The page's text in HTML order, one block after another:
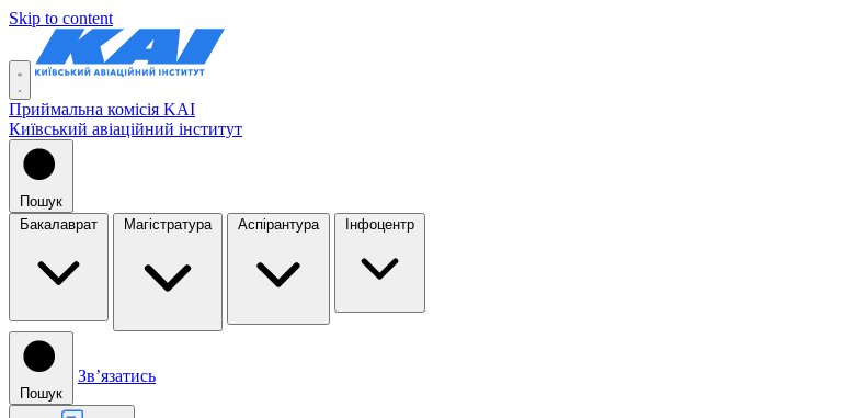
Skip to content
Приймальна комісія KAI
Київський авіаційний інститут
Пошук
Бакалаврат
Магістратура Аспірантура Інфоцентр
Пошук
Звʼязатись